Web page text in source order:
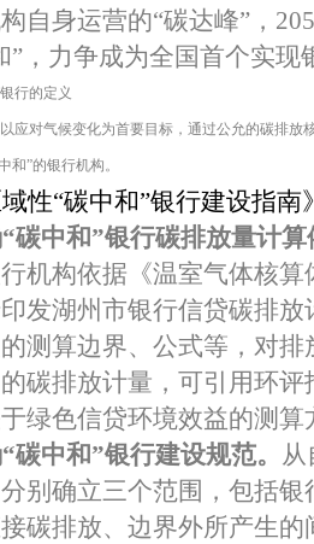
自身运营的“碳达峰”，
”，力争成为全国首个实现
行的定义
应对气候变化为首要目标，通过公允的碳排放
和”的银行机构。
性“碳中和”银行建设指南》
碳中和”银行碳排放量计算
机构依据《温室气体核
发湖州市银行信贷碳排放
测算边界、公式等，对排
碳排放计量，可引用环
绿色信贷环境效益的测算
“碳中和”银行建设规范。
别确立三个范围，包括
碳排放、边界外所产生